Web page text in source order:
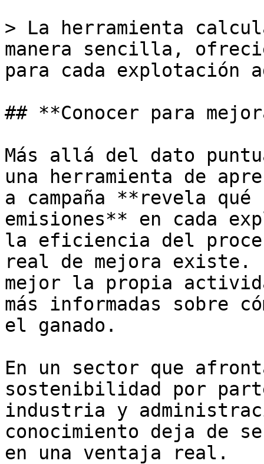
> La herramienta
manera sencilla,
para cada explotación
## **Conocer para
Más allá del dato
una herramienta de
a campaña **revela
emisiones** en cada
la eficiencia del
real de mejora existe.
mejor la propia
más informadas sobre
el ganado.
En un sector que
sostenibilidad por
industria y
conocimiento deja de
en una ventaja real.